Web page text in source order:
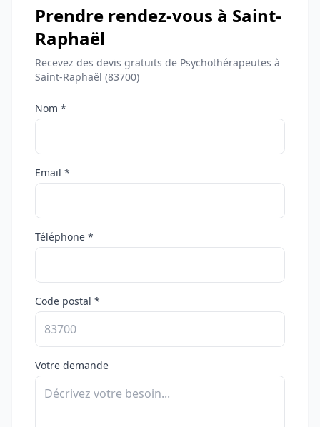
Prendre rendez-vous à Saint-
Raphaël
Recevez des devis gratuits de Psychothérapeutes à
Saint-Raphaël (83700)
Nom *
Email *
Téléphone *
Code postal *
Votre demande